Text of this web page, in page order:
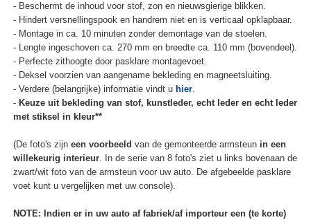
- Beschermt de inhoud voor stof, zon en nieuwsgierige blikken.
- Hindert versnellingspook en handrem niet en is verticaal opklapbaar.
- Montage in ca. 10 minuten zonder demontage van de stoelen.
- Lengte ingeschoven ca. 270 mm en breedte ca. 110 mm (bovendeel).
- Perfecte zithoogte door pasklare montagevoet.
- Deksel voorzien van aangename bekleding en magneetsluiting.
- Verdere (belangrijke) informatie vindt u hier.
- Keuze uit bekleding van stof, kunstleder, echt leder en echt leder
met stiksel in kleur**
(De foto's zijn een voorbeeld van de gemonteerde armsteun in een
willekeurig interieur. In de serie van 8 foto's ziet u links bovenaan de
zwart/wit foto van de armsteun voor uw auto. De afgebeelde pasklare
voet kunt u vergelijken met uw console).
NOTE: Indien er in uw auto af fabriek/af importeur een (te korte)